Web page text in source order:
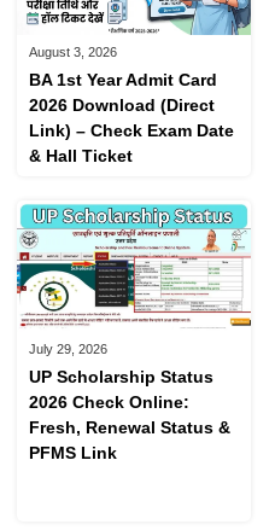
August 3, 2026
BA 1st Year Admit Card
2026 Download (Direct
Link) – Check Exam Date
& Hall Ticket
July 29, 2026
UP Scholarship Status
2026 Check Online:
Fresh, Renewal Status &
PFMS Link